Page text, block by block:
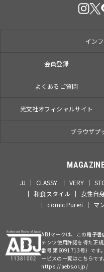
イン
会員登録
よくあるご質問
光文社オフィシャルサイト
ブラウザプ
JJ CLASSY. VERY
和食スタイル
女性自
comic Pureri
マ
ABJマークは、この電子
テンツ使用許諾を得た正
番号 第6091713号）です
ービスの一覧はこちらです
https://aebs.or.jp/